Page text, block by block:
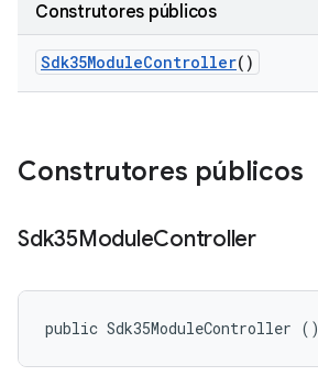
Construtores públicos
Sdk35ModuleController()
Construtores públicos
Sdk35ModuleController
public Sdk35ModuleController ()